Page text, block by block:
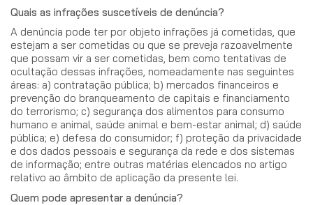
Quais as infrações suscetíveis de denúncia?
A denúncia pode ter por objeto infrações já cometidas, que
estejam a ser cometidas ou que se preveja razoavelmente
que possam vir a ser cometidas, bem como tentativas de
ocultação dessas infrações, nomeadamente nas seguintes
áreas: a) contratação pública; b) mercados financeiros e
prevenção do branqueamento de capitais e financiamento
do terrorismo; c) segurança dos alimentos para consumo
humano e animal, saúde animal e bem-estar animal; d) saúde
pública; e) defesa do consumidor; f) proteção da privacidade
e dos dados pessoais e segurança da rede e dos sistemas
de informação; entre outras matérias elencados no artigo
relativo ao âmbito de aplicação da presente lei.
Quem pode apresentar a denúncia?